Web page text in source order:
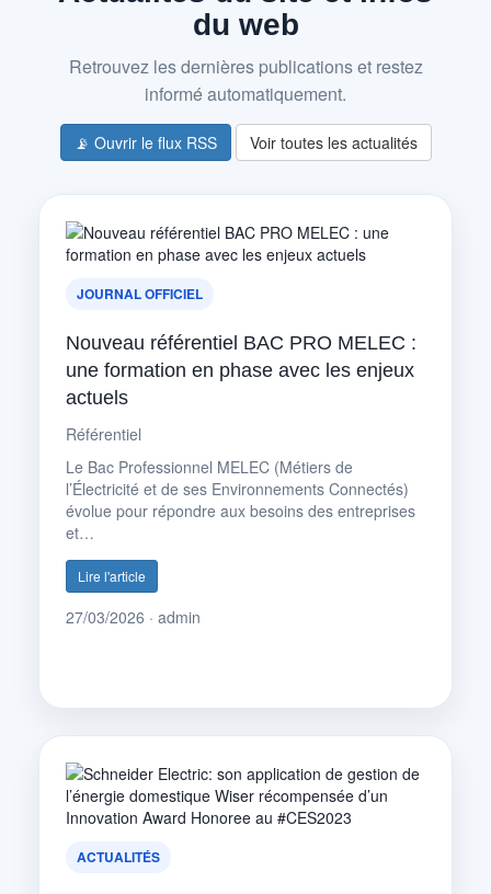
du web
Retrouvez les dernières publications et restez
informé automatiquement.
📡 Ouvrir le flux RSS Voir toutes les actualités
JOURNAL OFFICIEL
Nouveau référentiel BAC PRO MELEC :
une formation en phase avec les enjeux
actuels
Référentiel
Le Bac Professionnel MELEC (Métiers de
l’Électricité et de ses Environnements Connectés)
évolue pour répondre aux besoins des entreprises
et…
Lire l'article
27/03/2026 · admin
ACTUALITÉS